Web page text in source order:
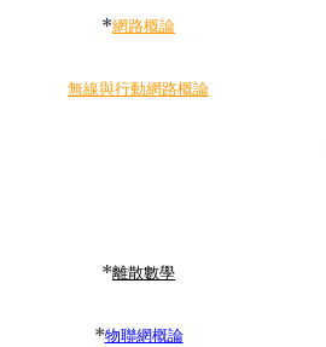
*網路概論
無線與行動網路概論
*離散數學
*物聯網概論